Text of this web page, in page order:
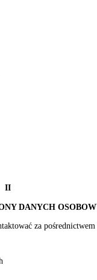
II
DANYCH
za